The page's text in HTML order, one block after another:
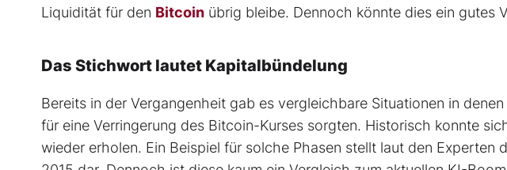
Liquidität für den Bitcoin übrig bleibe. Dennoch könnte dies ein gutes
Das Stichwort lautet Kapitalbündelung
Bereits in der Vergangenheit gab es vergleichbare Situationen in
für eine Verringerung des Bitcoin-Kurses sorgten. Historisch konnte
wieder erholen. Ein Beispiel für solche Phasen stellt laut den Experten